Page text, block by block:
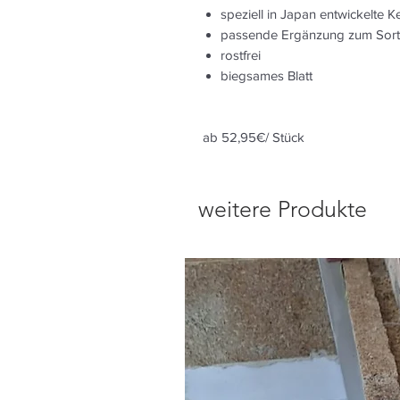
speziell in Japan entwickelte
passende Ergänzung zum
rostfrei
biegsames Blatt
ab 52,95€/ Stück
weitere Produkte